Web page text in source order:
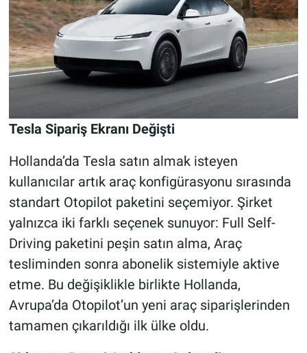
Tesla Sipariş Ekranı Değişti
Hollanda’da Tesla satın almak isteyen
kullanıcılar artık araç konfigürasyonu sırasında
standart Otopilot paketini seçemiyor. Şirket
yalnızca iki farklı seçenek sunuyor: Full Self-
Driving paketini peşin satın alma, Araç
tesliminden sonra abonelik sistemiyle aktive
etme. Bu değişiklikle birlikte Hollanda,
Avrupa’da Otopilot’un yeni araç siparişlerinden
tamamen çıkarıldığı ilk ülke oldu.